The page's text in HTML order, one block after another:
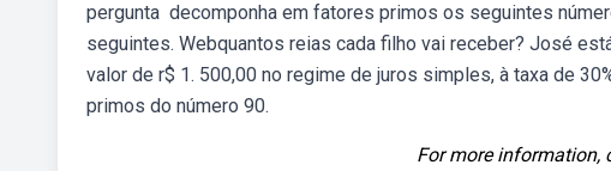
pergunta ️ decomponha em fatores primos os seguintes
seguintes. Webquantos reias cada filho vai receber? José
valor de r$ 1. 500,00 no regime de juros simples, à taxa de
primos do número 90.
For more information,